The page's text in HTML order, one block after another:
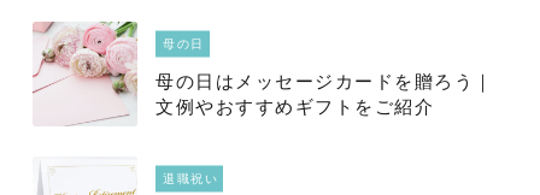
母の日
母の日はメッセージカードを贈ろう｜
文例やおすすめギフトをご紹介
退職祝い